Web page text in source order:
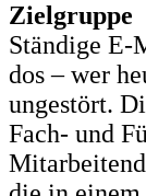
Zielgruppe
Ständige E-
dos – wer
ungestört.
Fach- und